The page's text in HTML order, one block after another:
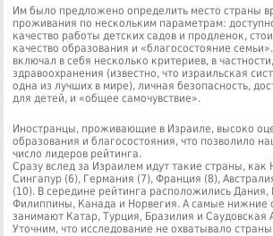
Им было предложено определить место страны
проживания по нескольким параметрам:
качество работы детских садов и продленок,
качество образования и «благосостояние
включал в себя несколько критериев, в
здравоохранения (известно, что израильская
одна из лучших в мире), личная безопасность,
для детей, и «общее самочувствие».
Иностранцы, проживающие в Израиле, высоко
образования и благосостояния, что позволило
число лидеров рейтинга.
Сразу вслед за Израилем идут такие страны, как
Сингапур (6), Германия (7), Франция (8),
(10). В середине рейтинга расположились
Филиппины, Канада и Норвегия. А самые нижние
занимают Катар, Турция, Бразилия и Саудовская
Уточним, что исследование не охватывало